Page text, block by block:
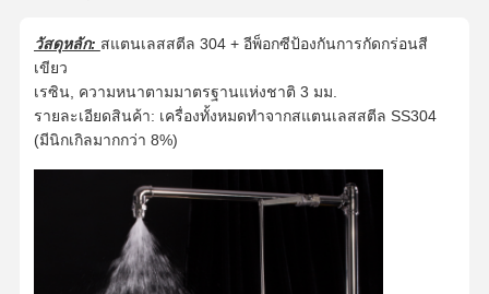
วัสดุหลัก: สแตนเลสสตีล 304 + อีพ็อกซีป้องกันการกัดกร่อนสี
เขียว
เรซิน, ความหนาตามมาตรฐานแห่งชาติ 3 มม.
รายละเอียดสินค้า: เครื่องทั้งหมดทำจากสแตนเลสสตีล SS304
(มีนิกเกิลมากกว่า 8%)